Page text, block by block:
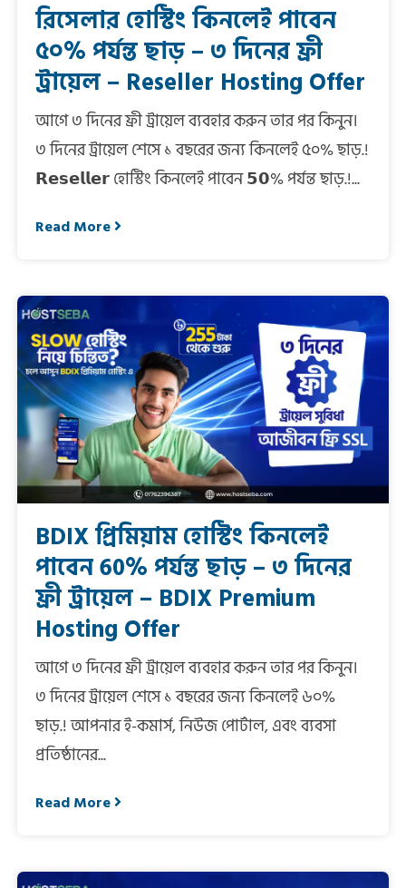
রিসেলার হোস্টিং কিনলেই পাবেন
৫০% পর্যন্ত ছাড় – ৩ দিনের ফ্রী
ট্রায়েল – Reseller Hosting Offer
আগে ৩ দিনের ফ্রী ট্রায়েল ব্যবহার করুন তার পর কিনুন।
৩ দিনের ট্রায়েল শেসে ১ বছরের জন্য কিনলেই ৫০% ছাড়.!
𝗥𝗲𝘀𝗲𝗹𝗹𝗲𝗿 হোস্টিং কিনলেই পাবেন 𝟱𝟬% পর্যন্ত ছাড়.!...
Read More
BDIX প্রিমিয়াম হোস্টিং কিনলেই
পাবেন 60% পর্যন্ত ছাড় – ৩ দিনের
ফ্রী ট্রায়েল – BDIX Premium
Hosting Offer
আগে ৩ দিনের ফ্রী ট্রায়েল ব্যবহার করুন তার পর কিনুন।
৩ দিনের ট্রায়েল শেসে ১ বছরের জন্য কিনলেই ৬০%
ছাড়.! আপনার ই-কমার্স, নিউজ পোর্টাল, এবং ব্যবসা
প্রতিষ্ঠানের...
Read More